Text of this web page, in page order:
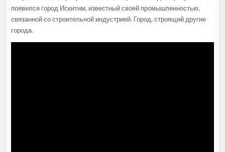
появился город Искитим, известный своей промышленностью,
связанной со строительной индустрией. Город, строящий другие
города.